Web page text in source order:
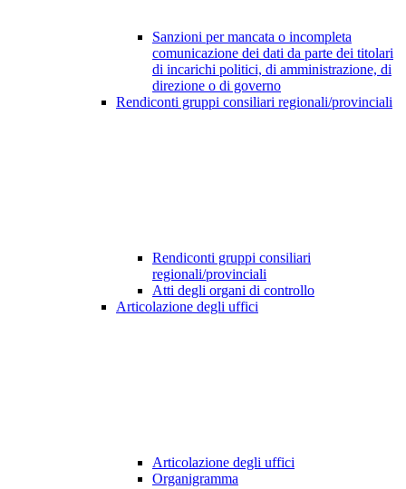
Sanzioni per mancata o incompleta
comunicazione dei dati da parte dei titolari
di incarichi politici, di amministrazione, di
direzione o di governo
Rendiconti gruppi consiliari regionali/provinciali
Rendiconti gruppi consiliari
regionali/provinciali
Atti degli organi di controllo
Articolazione degli uffici
Articolazione degli uffici
Organigramma